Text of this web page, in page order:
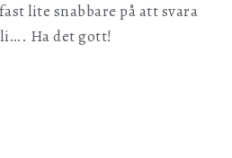
lite snabbare på att svara
Ha det gott!